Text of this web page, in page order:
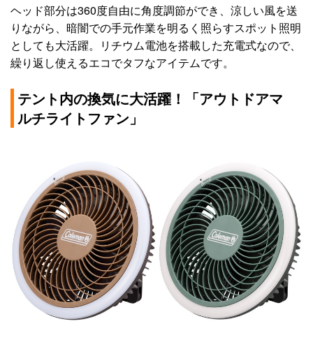
ヘッド部分は360度自由に角度調節ができ、涼しい風を送
りながら、暗闇での手元作業を明るく照らすスポット照明
としても大活躍。リチウム電池を搭載した充電式なので、
繰り返し使えるエコでタフなアイテムです。
テント内の換気に大活躍！「アウトドアマ
ルチライトファン」